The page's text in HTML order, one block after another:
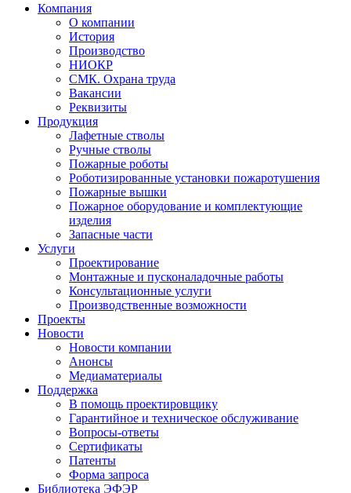
Компания
О компании
История
Производство
НИОКР
СМК. Охрана труда
Вакансии
Реквизиты
Продукция
Лафетные стволы
Ручные стволы
Пожарные роботы
Роботизированные установки пожаротушения
Пожарные вышки
Пожарное оборудование и комплектующие
изделия
Запасные части
Услуги
Проектирование
Монтажные и пусконаладочные работы
Консультационные услуги
Производственные возможности
Проекты
Новости
Новости компании
Анонсы
Медиаматериалы
Поддержка
В помощь проектировщику
Гарантийное и техническое обслуживание
Вопросы-ответы
Сертификаты
Патенты
Форма запроса
Библиотека ЭФЭР